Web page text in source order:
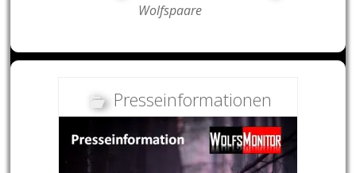
Wolfspaare
Presseinformationen